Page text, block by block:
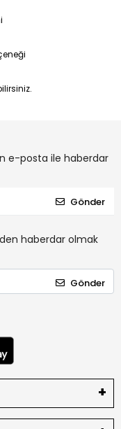
e-posta ile haberdar
Gönder
haberdar olmak
Gönder